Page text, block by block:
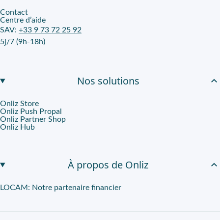
Contact
Centre d’aide
SAV: +33 9 73 72 25 92
5j/7 (9h-18h)
Nos solutions
Onliz Store
Onliz Push Propal
Onliz Partner Shop
Onliz Hub
À propos de Onliz
LOCAM: Notre partenaire financier